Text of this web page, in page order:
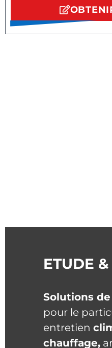
ETUDE
Solutions
pour le
entretien
chauffage,